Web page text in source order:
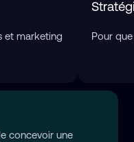
et marketing
Pour
concevoir une